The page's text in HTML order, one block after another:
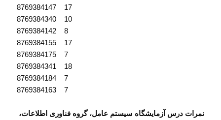
8769384147 17
8769384340 10
8769384142 8
8769384155 17
8769384175 7
8769384341 18
8769384184 7
8769384163 7
نمرات درس آزمایشگاه سیستم عامل، گروه فناوری اطلاعات،